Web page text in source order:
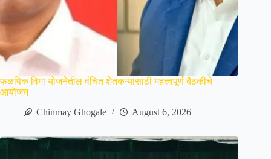
फळपिक विमा योजनेतील वंचित शेतकऱ्यांसाठी महत्त्वपूर्ण बैठकीचे
आयोजन
Chinmay Ghogale
August 6, 2026